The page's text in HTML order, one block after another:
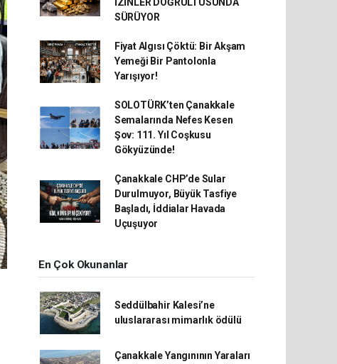
SÜRÜYOR
Fiyat Algısı Çöktü: Bir Akşam
Yemeği Bir Pantolonla
Yarışıyor!
SOLOTÜRK’ten Çanakkale
Semalarında Nefes Kesen
Şov: 111. Yıl Coşkusu
Gökyüzünde!
Çanakkale CHP’de Sular
Durulmuyor, Büyük Tasfiye
Başladı, İddialar Havada
Uçuşuyor
En Çok Okunanlar
Seddülbahir Kalesi’ne
uluslararası mimarlık ödülü
Çanakkale Yangınının Yaraları